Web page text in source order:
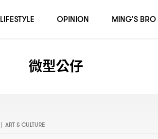
微型公仔
| ART & CULTURE
LIFESTYLE OPINION MING'S BRO